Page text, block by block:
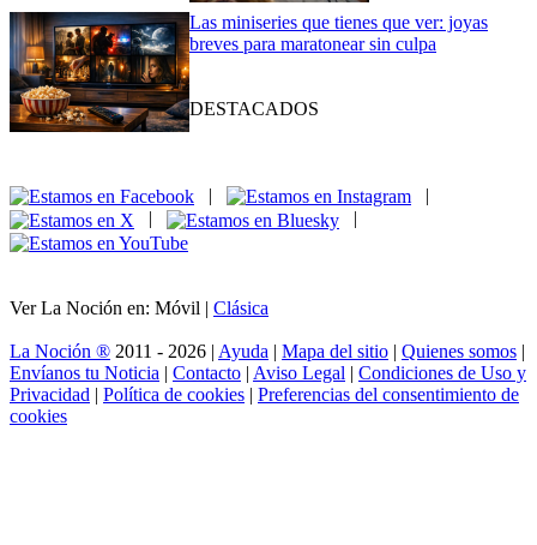
Las miniseries que tienes que ver: joyas
breves para maratonear sin culpa
DESTACADOS
|
|
Ver La Noción en: Móvil | Clásica
La Noción ® 2011 - 2026 | Ayuda | Mapa del sitio | Quienes somos |
Envíanos tu Noticia | Contacto | Aviso Legal | Condiciones de Uso y
Privacidad | Política de cookies | Preferencias del consentimiento de
cookies